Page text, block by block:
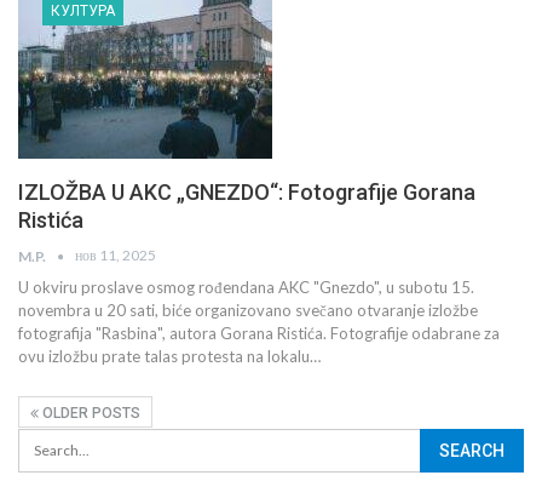
КУЛТУРА
IZLOŽBA U AKC „GNEZDO“: Fotografije Gorana
Ristića
M.P. нов 11, 2025
U okviru proslave osmog rođendana AKC "Gnezdo", u subotu 15.
novembra u 20 sati, biće organizovano svečano otvaranje izložbe
fotografija "Rasbina", autora Gorana Ristića. Fotografije odabrane za
ovu izložbu prate talas protesta na lokalu…
OLDER POSTS